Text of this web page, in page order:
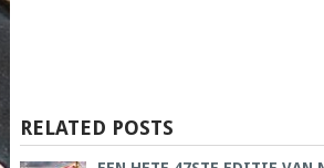
RELATED POSTS